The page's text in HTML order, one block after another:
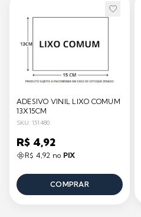
ADESIVO VINIL LIXO COMUM
13X15CM
SKU: 151480
R$ 4,92
R$ 4,92 no PIX
COMPRAR